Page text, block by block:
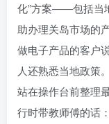
化”方案——包括当
助办理关岛市场的
做电子产品的客户
人还熟悉当地政策
站在操作台前整理
行时带教师傅的话